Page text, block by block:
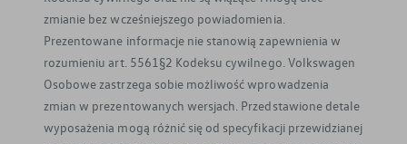
zmianie bez wcześniejszego powiadomienia.
Prezentowane informacje nie stanowią zapewnienia w
rozumieniu art. 5561§2 Kodeksu cywilnego. Volkswagen
Osobowe zastrzega sobie możliwość wprowadzenia
zmian w prezentowanych wersjach. Przedstawione detale
wyposażenia mogą różnić się od specyfikacji przewidzianej